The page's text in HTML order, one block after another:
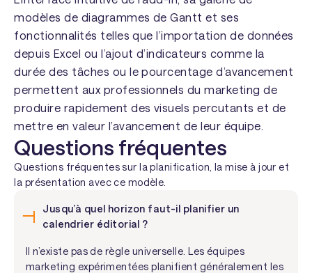
modèles de diagrammes de Gantt et ses
fonctionnalités telles que l’importation de données
depuis Excel ou l’ajout d’indicateurs comme la
durée des tâches ou le pourcentage d’avancement
permettent aux professionnels du marketing de
produire rapidement des visuels percutants et de
mettre en valeur l’avancement de leur équipe.
Questions fréquentes
Questions fréquentes sur la planification, la mise à jour et
la présentation avec ce modèle.
Jusqu’à quel horizon faut-il planifier un
calendrier éditorial ?
Il n’existe pas de règle universelle. Les équipes
marketing expérimentées planifient généralement les